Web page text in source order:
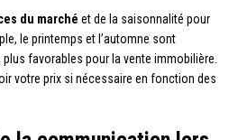
du marché et de la saisonnalité pour
le printemps et l’automne sont
favorables pour la vente immobilière.
votre prix si nécessaire en fonction des